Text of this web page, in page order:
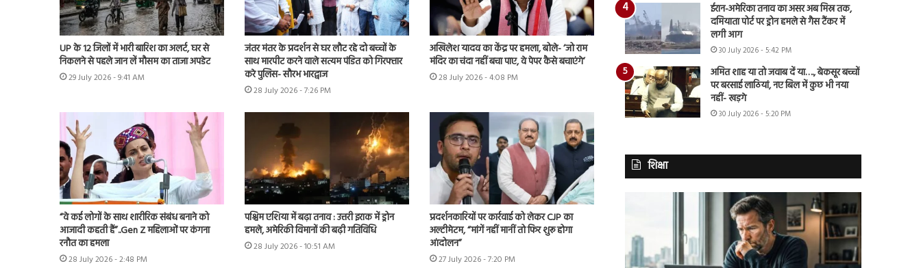
UP के 12 जिलों में भारी बारिश का अलर्ट, घर से
निकलने से पहले जान लें मौसम का ताजा अपडेट
29 July 2026 - 9:41 AM
जंतर मंतर के प्रदर्शन से घर लौट रहे दो बच्चों के
साथ मारपीट करने वाले सत्यम पंडित को गिरफ्तार
करे पुलिस- सौरभ भारद्वाज
28 July 2026 - 7:26 PM
अखिलेश यादव का केंद्र पर हमला, बोले- ‘जो राम
मंदिर का चंदा नहीं बचा पाए, वे पेपर कैसे बचाएंगे’
28 July 2026 - 4:08 PM
“वे कई लोगों के साथ शारीरिक संबंध बनाने को
आजादी कहती हैं”..Gen Z महिलाओं पर कंगना
रनौत का हमला
28 July 2026 - 2:48 PM
पश्चिम एशिया में बढ़ा तनाव : उत्तरी इराक में ड्रोन
हमले, अमेरिकी विमानों की बढ़ी गतिविधि
28 July 2026 - 10:51 AM
प्रदर्शनकारियों पर कार्रवाई को लेकर CJP का
अल्टीमेटम, “मांगें नहीं मानीं तो फिर शुरू होगा
आंदोलन”
27 July 2026 - 7:20 PM
ईरान-अमेरिका तनाव का असर अब मिस्र तक,
दमियाता पोर्ट पर ड्रोन हमले से गैस टैंकर में
लगी आग
30 July 2026 - 5:42 PM
अमित शाह या तो जवाब दें या…., बेकसूर बच्चों
पर बरसाई लाठियां, नए बिल में कुछ भी नया
नहीं- खड़गे
30 July 2026 - 5:20 PM
शिक्षा